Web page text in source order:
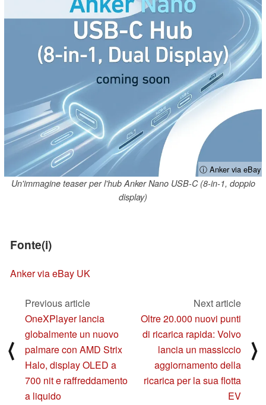
ⓘ Anker via eBay
Un'immagine teaser per l'hub Anker Nano USB-C (8-in-1, doppio
display)
Fonte(i)
Anker via eBay UK
⟨
Previous article
OneXPlayer lancia
globalmente un nuovo
palmare con AMD Strix
Halo, display OLED a
700 nit e raffreddamento
a liquido
Next article
Oltre 20.000 nuovi punti
di ricarica rapida: Volvo
lancia un massiccio
aggiornamento della
ricarica per la sua flotta
EV
⟩